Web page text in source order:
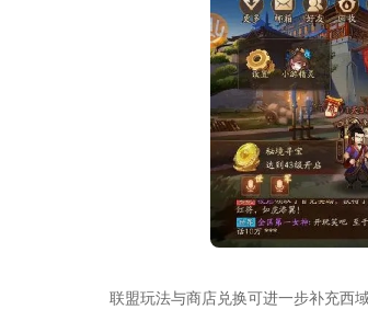
联盟玩法与商店兑换可进一步补充西